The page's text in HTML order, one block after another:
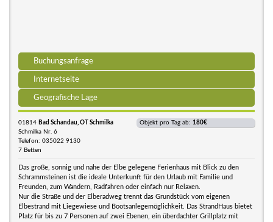
Buchungsanfrage
Internetseite
Geografische Lage
01814 Bad Schandau, OT Schmilka
Schmilka Nr. 6
Telefon: 035022 9130
7 Betten
Objekt pro Tag ab: 180€
Das große, sonnig und nahe der Elbe gelegene Ferienhaus mit Blick zu den
Schrammsteinen ist die ideale Unterkunft für den Urlaub mit Familie und
Freunden, zum Wandern, Radfahren oder einfach nur Relaxen.
Nur die Straße und der Elberadweg trennt das Grundstück vom eigenen
Elbestrand mit Liegewiese und Bootsanlegemöglichkeit. Das StrandHaus bietet
Platz für bis zu 7 Personen auf zwei Ebenen, ein überdachter Grillplatz mit